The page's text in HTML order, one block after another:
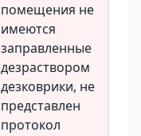
помещения не
имеются
заправленные
дезраствором
дезковрики, не
представлен
протокол